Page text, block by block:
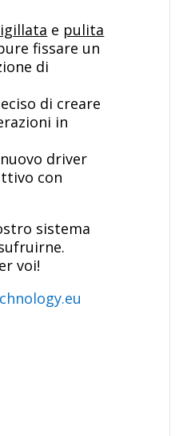
e pulita
fissare un
di
di creare
in
driver
con
sistema
voi!